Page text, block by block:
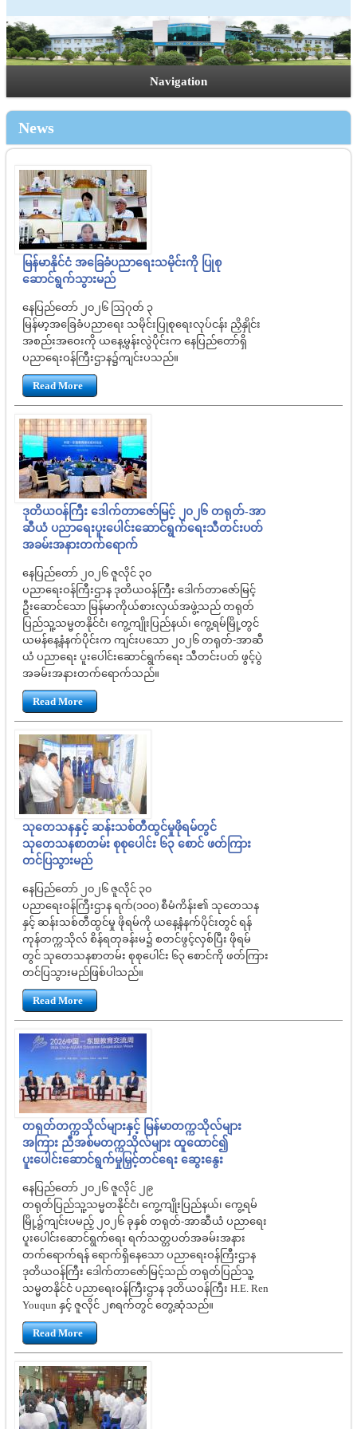
Navigation
News
မြန်မာနိုင်ငံ အခြေခံပညာရေးသမိုင်းကို ပြုစု
ဆောင်ရွက်သွားမည်
နေပြည်တော် ၂၀၂၆ ဩဂုတ် ၃
မြန်မာ့အခြေခံပညာရေး သမိုင်းပြုစုရေးလုပ်ငန်း ညှိနှိုင်း
အစည်းအဝေးကို ယနေ့မွန်းလွဲပိုင်းက နေပြည်တော်ရှိ
ပညာရေးဝန်ကြီးဌာန၌ကျင်းပသည်။
Read More
ဒုတိယဝန်ကြီး ဒေါက်တာဇော်မြင့် ၂၀၂၆ တရုတ်-အာ
ဆီယံ ပညာရေးပူးပေါင်းဆောင်ရွက်ရေးသီတင်းပတ်
အခမ်းအနားတက်ရောက်
နေပြည်တော် ၂၀၂၆ ဇူလိုင် ၃၀
ပညာရေးဝန်ကြီးဌာန ဒုတိယဝန်ကြီး ဒေါက်တာဇော်မြင့်
ဦးဆောင်သော မြန်မာကိုယ်စားလှယ်အဖွဲ့သည် တရုတ်
ပြည်သူ့သမ္မတနိုင်ငံ၊ ကွေ့ကျိုးပြည်နယ်၊ ကွေ့ရမ်မြို့တွင်
ယမန်နေ့နံနက်ပိုင်းက ကျင်းပသော ၂၀၂၆ တရုတ်-အာဆီ
ယံ ပညာရေး ပူးပေါင်းဆောင်ရွက်ရေး သီတင်းပတ် ဖွင့်ပွဲ
အခမ်းအနားတက်ရောက်သည်။
Read More
သုတေသနနှင့် ဆန်းသစ်တီထွင်မှုဖိုရမ်တွင်
သုတေသနစာတမ်း စုစုပေါင်း ၆၃ စောင် ဖတ်ကြား
တင်ပြသွားမည်
နေပြည်တော် ၂၀၂၆ ဇူလိုင် ၃၀
ပညာရေးဝန်ကြီးဌာန ရက်(၁၀၀) စီမံကိန်း၏ သုတေသန
နှင့် ဆန်းသစ်တီထွင်မှု ဖိုရမ်ကို ယနေ့နံနက်ပိုင်းတွင် ရန်
ကုန်တက္ကသိုလ် စိန်ရတုခန်းမ၌ စတင်ဖွင့်လှစ်ပြီး ဖိုရမ်
တွင် သုတေသနစာတမ်း စုစုပေါင်း ၆၃ စောင်ကို ဖတ်ကြား
တင်ပြသွားမည်ဖြစ်ပါသည်။
Read More
တရုတ်တက္ကသိုလ်များနှင့် မြန်မာတက္ကသိုလ်များ
အကြား ညီအစ်မတက္ကသိုလ်များ ထူထောင်၍
ပူးပေါင်းဆောင်ရွက်မှုမြှင့်တင်ရေး ဆွေးနွေး
နေပြည်တော် ၂၀၂၆ ဇူလိုင် ၂၉
တရုတ်ပြည်သူ့သမ္မတနိုင်ငံ၊ ကွေ့ကျိုးပြည်နယ်၊ ကွေ့ရမ်
မြို့၌ကျင်းပမည့် ၂၀၂၆ ခုနှစ် တရုတ်-အာဆီယံ ပညာရေး
ပူးပေါင်းဆောင်ရွက်ရေး ရက်သတ္တပတ်အခမ်းအနား
တက်ရောက်ရန် ရောက်ရှိနေသော ပညာရေးဝန်ကြီးဌာန
ဒုတိယဝန်ကြီး ဒေါက်တာဇော်မြင့်သည် တရုတ်ပြည်သူ့
သမ္မတနိုင်ငံ ပညာရေးဝန်ကြီးဌာန ဒုတိယဝန်ကြီး H.E. Ren
Youqun နှင့် ဇူလိုင် ၂၈ရက်တွင် တွေ့ဆုံသည်။
Read More